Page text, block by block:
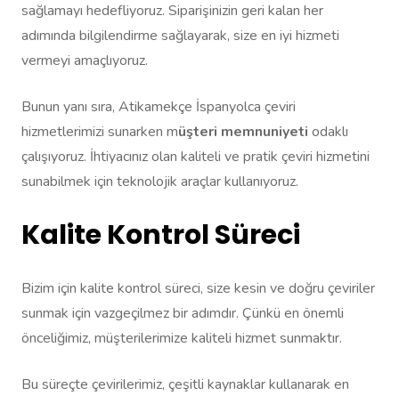
sağlamayı hedefliyoruz. Siparişinizin geri kalan her
adımında bilgilendirme sağlayarak, size en iyi hizmeti
vermeyi amaçlıyoruz.
Bunun yanı sıra, Atikamekçe İspanyolca çeviri
hizmetlerimizi sunarken müşteri memnuniyeti odaklı
çalışıyoruz. İhtiyacınız olan kaliteli ve pratik çeviri hizmetini
sunabilmek için teknolojik araçlar kullanıyoruz.
Kalite Kontrol Süreci
Bizim için kalite kontrol süreci, size kesin ve doğru çeviriler
sunmak için vazgeçilmez bir adımdır. Çünkü en önemli
önceliğimiz, müşterilerimize kaliteli hizmet sunmaktır.
Bu süreçte çevirilerimiz, çeşitli kaynaklar kullanarak en